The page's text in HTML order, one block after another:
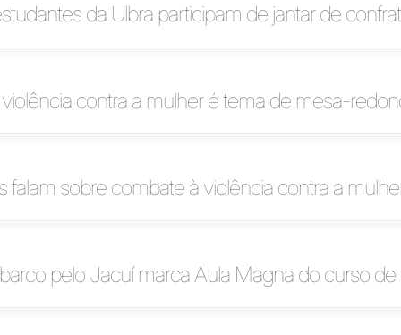
da Ulbra participam de jantar de
contra a mulher é tema de mesa-
falam sobre combate à violência contra a
pelo Jacuí marca Aula Magna do curso